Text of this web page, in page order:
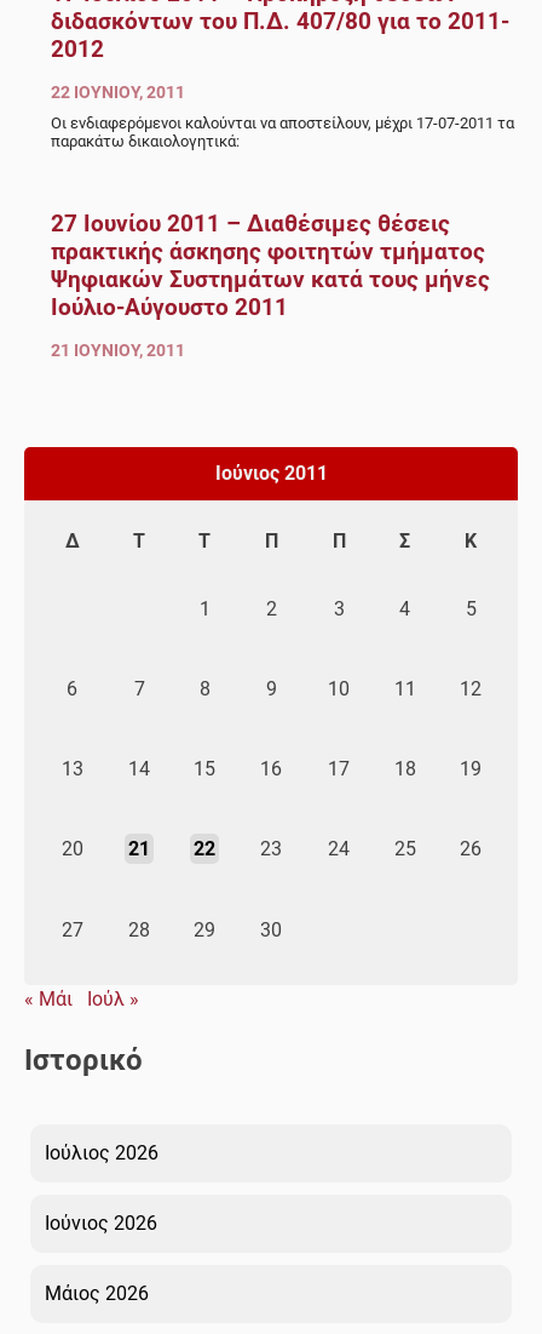
διδασκόντων του Π.Δ. 407/80 για το 2011-
2012
22 ΙΟΥΝΊΟΥ, 2011
Οι ενδιαφερόμενοι καλούνται να αποστείλουν, μέχρι 17-07-2011 τα
παρακάτω δικαιολογητικά:
27 Ιουνίου 2011 – Διαθέσιμες θέσεις
πρακτικής άσκησης φοιτητών τμήματος
Ψηφιακών Συστημάτων κατά τους μήνες
Ιούλιο-Αύγουστο 2011
21 ΙΟΥΝΊΟΥ, 2011
Ιούνιος 2011
Δ Τ Τ Π Π Σ Κ
1 2 3 4 5
6 7 8 9 10 11 12
13 14 15 16 17 18 19
20 21 22 23 24 25 26
27 28 29 30
« Μάι Ιούλ »
Ιστορικό
Ιούλιος 2026
Ιούνιος 2026
Μάιος 2026